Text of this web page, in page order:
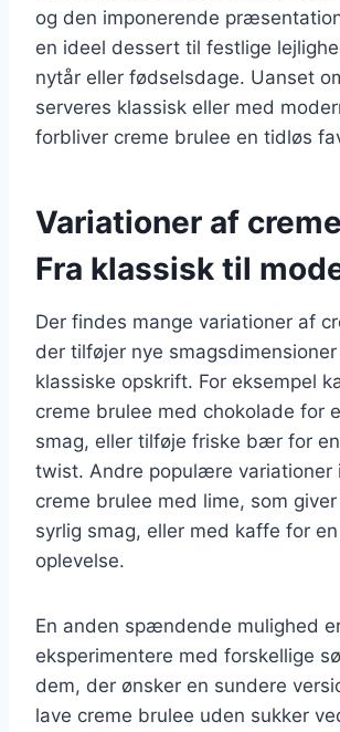
og den imponerende
en ideel dessert til festlige
nytår eller fødselsdage. Uanset
serveres klassisk eller med
forbliver creme brulee en tidløs
Variationer af
Fra klassisk til
Der findes mange variationer af
der tilføjer nye
klassiske opskrift. For eksempel
creme brulee med chokolade for
smag, eller tilføje friske bær for
twist. Andre populære variationer
creme brulee med lime, som
syrlig smag, eller med kaffe for
oplevelse.
En anden spændende mulighed
eksperimentere med forskellige
dem, der ønsker en sundere
lave creme brulee uden sukker